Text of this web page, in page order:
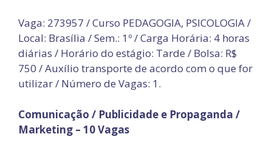
Vaga: 273957 / Curso PEDAGOGIA, PSICOLOGIA /
Local: Brasília / Sem.: 1º / Carga Horária: 4 horas
diárias / Horário do estágio: Tarde / Bolsa: R$
750 / Auxílio transporte de acordo com o que for
utilizar / Número de Vagas: 1.
Comunicação / Publicidade e Propaganda /
Marketing – 10 Vagas